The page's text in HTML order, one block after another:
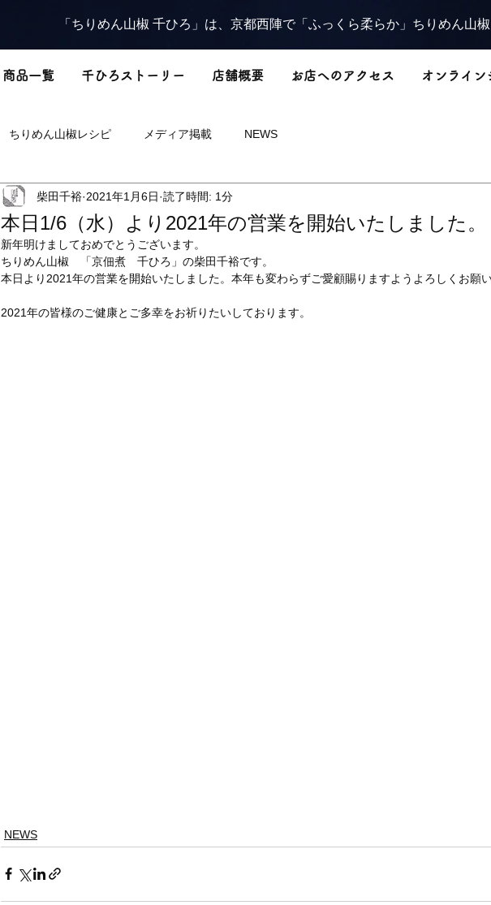
「ちりめん山椒 千ひろ」は、京都西陣で「ふっくら柔らか」ちりめん山
商品一覧 千ひろストーリー 店舗概要 お店へのアクセス オンライン
ちりめん山椒レシピ メディア掲載 NEWS
本日1/6（水）より2021年の営業を開始いたしました。
柴田千裕 2021年1月6日 読了時間: 1分
新年明けましておめでとうございます。
ちりめん山椒　「京佃煮　千ひろ」の柴田千裕です。
本日より2021年の営業を開始いたしました。本年も変わらずご愛顧賜りますようよろしくお願い
2021年の皆様のご健康とご多幸をお祈りたいしております。
NEWS